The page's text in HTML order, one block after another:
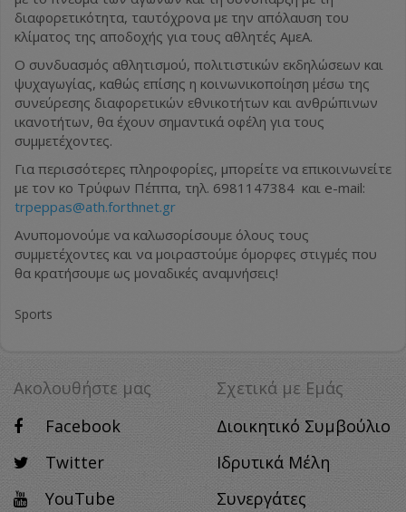
διαφορετικότητα, ταυτόχρονα με την απόλαυση του
κλίματος της αποδοχής για τους αθλητές ΑμεΑ.
Ο συνδυασμός αθλητισμού, πολιτιστικών εκδηλώσεων και
ψυχαγωγίας, καθώς επίσης η κοινωνικοποίηση μέσω της
συνεύρεσης διαφορετικών εθνικοτήτων και ανθρώπινων
ικανοτήτων, θα έχουν σημαντικά οφέλη για τους
συμμετέχοντες.
Για περισσότερες πληροφορίες, μπορείτε να επικοινωνείτε
με τον κο Τρύφων Πέππα, τηλ. 6981147384 και e-mail:
trpeppas@ath.forthnet.gr
Ανυπομονούμε να καλωσορίσουμε όλους τους
συμμετέχοντες και να μοιραστούμε όμορφες στιγμές που
θα κρατήσουμε ως μοναδικές αναμνήσεις!
Sports
Ακολουθήστε μας
Facebook
Twitter
YouTube
Σχετικά με Eμάς
Διοικητικό Συμβούλιο
Ιδρυτικά Μέλη
Συνεργάτες